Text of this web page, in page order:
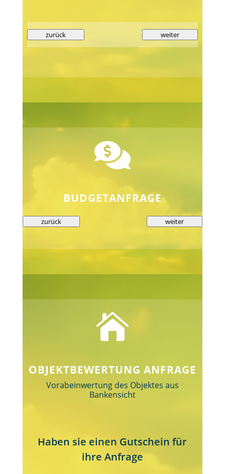
zurück weiter

BUDGETANFRAGE
zurück weiter

OBJEKTBEWERTUNG ANFRAGE
Vorabeinwertung des Objektes aus
Bankensicht
Haben sie einen Gutschein für
ihre Anfrage